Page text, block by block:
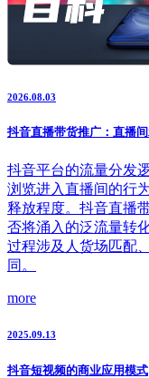
2026.08.03
抖音直播带货推广：直播
抖音平台的流量分发
浏览进入直播间的行
释放程度。抖音直播
否将涌入的泛流量转
过程涉及人货场匹配
同。
more
2025.09.13
抖音短视频的商业应用模式